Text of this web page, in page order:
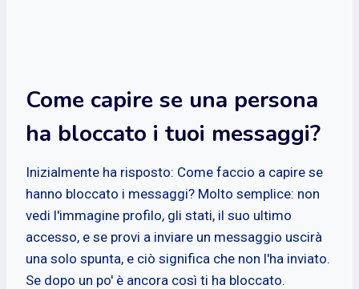
Come capire se una persona
ha bloccato i tuoi messaggi?
Inizialmente ha risposto: Come faccio a capire se
hanno bloccato i messaggi? Molto semplice: non
vedi l'immagine profilo, gli stati, il suo ultimo
accesso, e se provi a inviare un messaggio uscirà
una solo spunta, e ciò significa che non l'ha inviato.
Se dopo un po' è ancora così ti ha bloccato.